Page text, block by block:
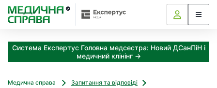
Система Експертус Головна медсестра: Новий ДСанПіН і
медичний клінінг →
Медична справа
Запитання та відповіді
З
а
к
з